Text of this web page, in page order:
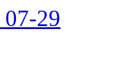
07-29